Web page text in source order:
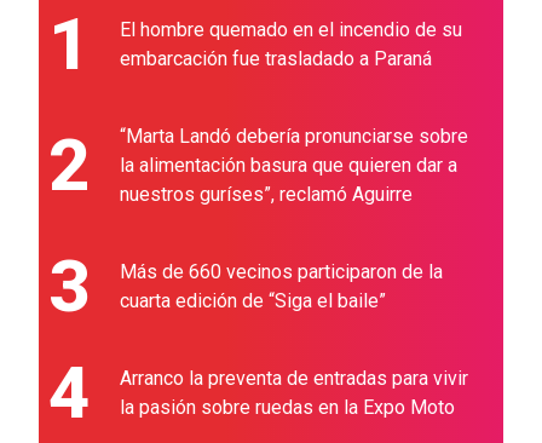
1
El hombre quemado en el incendio de su
embarcación fue trasladado a Paraná
2
“Marta Landó debería pronunciarse sobre
la alimentación basura que quieren dar a
nuestros guríses”, reclamó Aguirre
3
Más de 660 vecinos participaron de la
cuarta edición de “Siga el baile”
4
Arranco la preventa de entradas para vivir
la pasión sobre ruedas en la Expo Moto